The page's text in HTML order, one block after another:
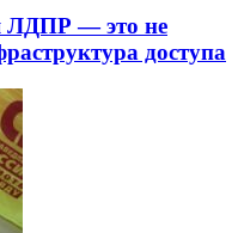
ЛДПР — это не
доступа